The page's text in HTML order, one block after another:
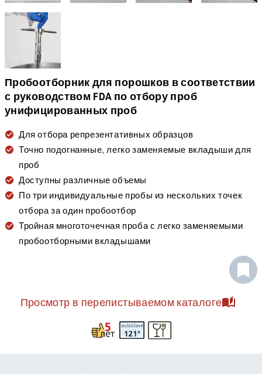
Пробоотборник для порошков в соответствии
с руководством FDA по отбору проб
унифицированных проб
Для отбора репрезентативных образцов
Точно подогнанные, легко заменяемые вкладыши для
проб
Доступны различные объемы
По три индивидуальные пробы из нескольких точек
отбора за один пробоотбор
Тройная многоточечная проба с легко заменяемыми
пробоотборными вкладышами
Просмотр в перелистываемом каталоге